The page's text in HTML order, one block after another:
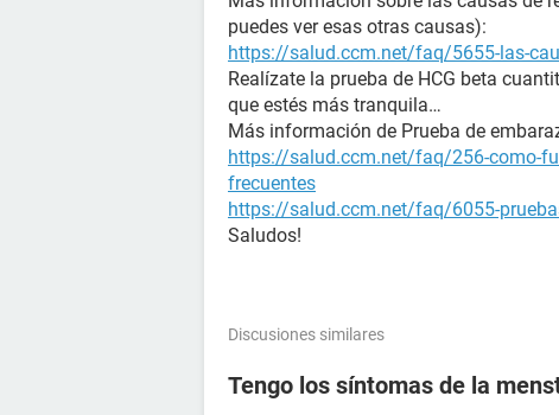
puedes ver esas otras causas):
https://salud.ccm.net/faq/5655-las-
Realízate la prueba de HCG beta
que estés más tranquila…
Más información de Prueba de
https://salud.ccm.net/faq/256-como-
frecuentes
https://salud.ccm.net/faq/6055-
Saludos!
Discusiones similares
Tengo los síntomas de la